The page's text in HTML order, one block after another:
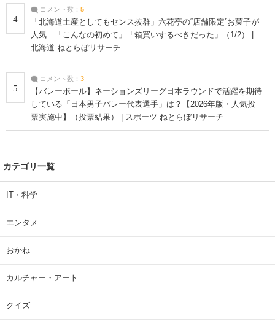
4
コメント数： 5
「北海道土産としてもセンス抜群」六花亭の“店舗限定”お菓子が
人気 「こんなの初めて」「箱買いするべきだった」（1/2） |
北海道 ねとらぼリサーチ
5
コメント数： 3
【バレーボール】ネーションズリーグ日本ラウンドで活躍を期待
している「日本男子バレー代表選手」は？【2026年版・人気投
票実施中】（投票結果） | スポーツ ねとらぼリサーチ
カテゴリ一覧
IT・科学
エンタメ
おかね
カルチャー・アート
クイズ